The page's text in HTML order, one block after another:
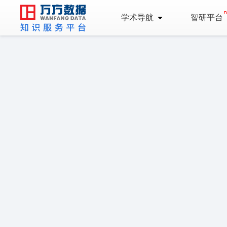
学术导航 智研平台